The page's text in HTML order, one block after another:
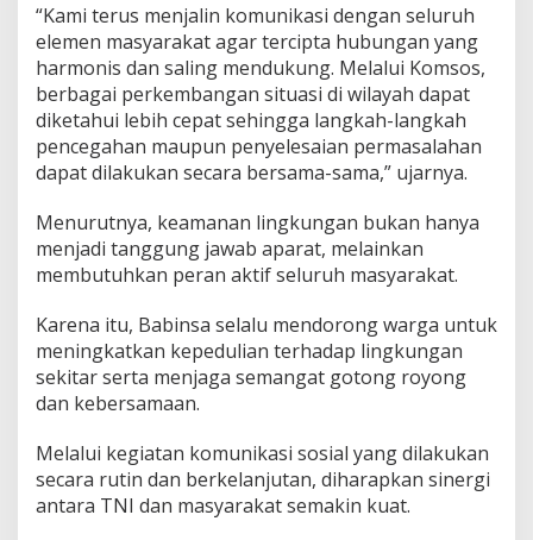
a
n
“Kami terus menjalin komunikasi dengan seluruh
elemen masyarakat agar tercipta hubungan yang
harmonis dan saling mendukung. Melalui Komsos,
berbagai perkembangan situasi di wilayah dapat
diketahui lebih cepat sehingga langkah-langkah
pencegahan maupun penyelesaian permasalahan
dapat dilakukan secara bersama-sama,” ujarnya.
Menurutnya, keamanan lingkungan bukan hanya
menjadi tanggung jawab aparat, melainkan
membutuhkan peran aktif seluruh masyarakat.
Karena itu, Babinsa selalu mendorong warga untuk
meningkatkan kepedulian terhadap lingkungan
sekitar serta menjaga semangat gotong royong
dan kebersamaan.
Melalui kegiatan komunikasi sosial yang dilakukan
secara rutin dan berkelanjutan, diharapkan sinergi
antara TNI dan masyarakat semakin kuat.